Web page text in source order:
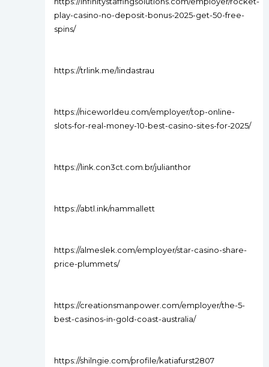
play-casino-no-deposit-bonus-2025-get-50-free-
spins/
https://trlink.me/lindastrau
https://niceworldeu.com/employer/top-online-
slots-for-real-money-10-best-casino-sites-for-2025/
https://link.con3ct.com.br/julianthor
https://abtl.ink/nammallett
https://almeslek.com/employer/star-casino-share-
price-plummets/
https://creationsmanpower.com/employer/the-5-
best-casinos-in-gold-coast-australia/
https://shilngie.com/profile/katiafurst2807